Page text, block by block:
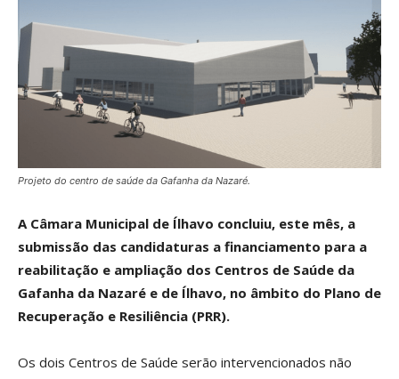
Projeto do centro de saúde da Gafanha da Nazaré.
A Câmara Municipal de Ílhavo concluiu, este mês, a
submissão das candidaturas a financiamento para a
reabilitação e ampliação dos Centros de Saúde da
Gafanha da Nazaré e de Ílhavo, no âmbito do Plano de
Recuperação e Resiliência (PRR).
Os dois Centros de Saúde serão intervencionados não